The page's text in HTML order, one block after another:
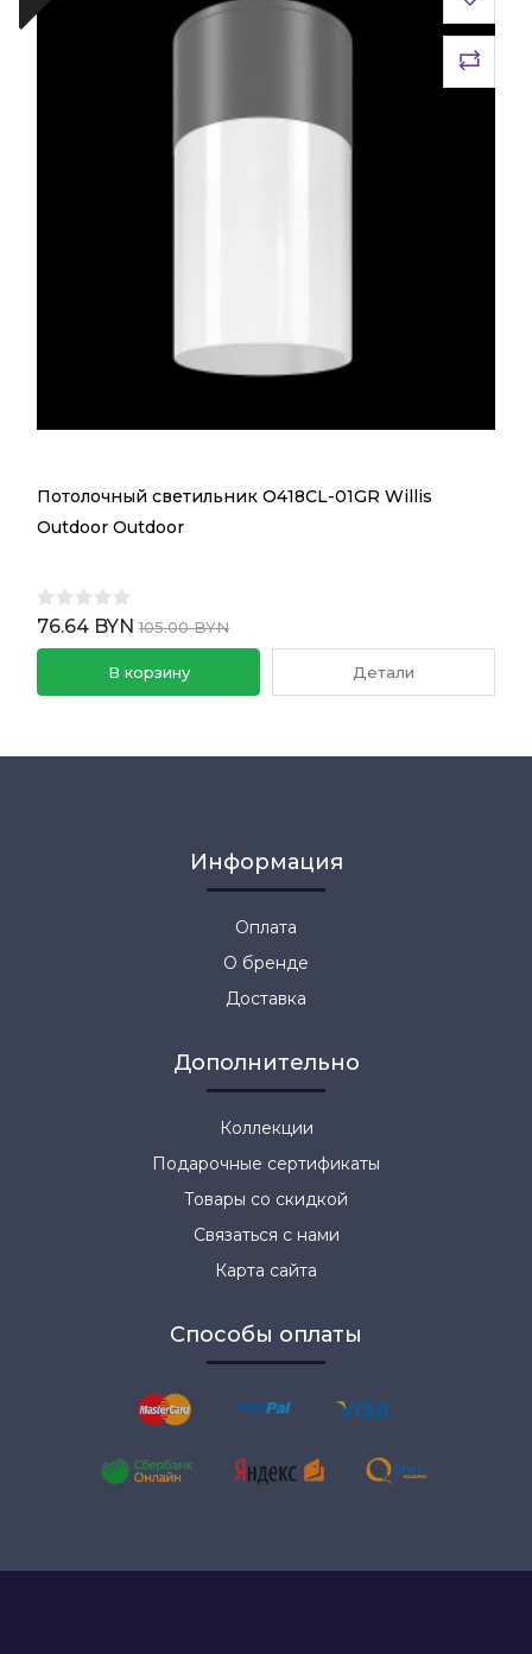
Потолочный светильник O418CL-01GR Willis
Outdoor Outdoor
76.64 BYN 105.00 BYN
В корзину Детали
Информация
Оплата
О бренде
Доставка
Дополнительно
Коллекции
Подарочные сертификаты
Товары со скидкой
Связаться с нами
Карта сайта
Способы оплаты